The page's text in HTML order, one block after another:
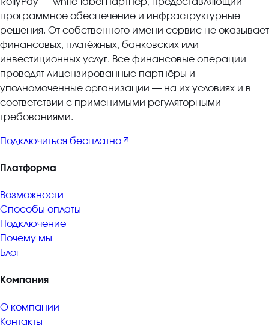
программное обеспечение и инфраструктурные
решения. От собственного имени сервис не оказывает
финансовых, платёжных, банковских или
инвестиционных услуг. Все финансовые операции
проводят лицензированные партнёры и
уполномоченные организации — на их условиях и в
соответствии с применимыми регуляторными
требованиями.
Подключиться бесплатно
Платформа
Возможности
Способы оплаты
Подключение
Почему мы
Блог
Компания
О компании
Контакты